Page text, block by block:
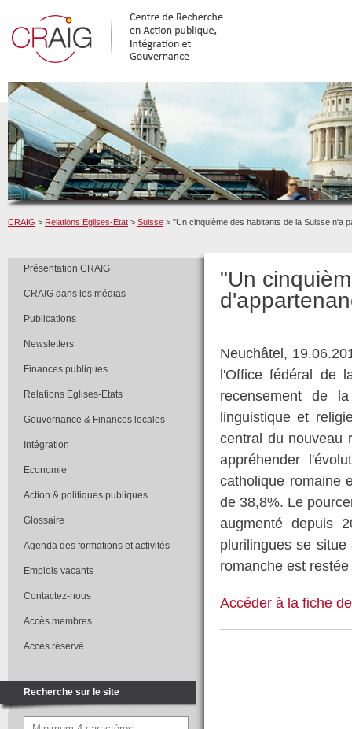
CRAIG > Relations Eglises-Etat > Suisse > "Un cinquième des habitants de la Suisse n'a
Présentation CRAIG
CRAIG dans les médias
Publications
Newsletters
Finances publiques
Relations Eglises-Etats
Gouvernance & Finances locales
Intégration
Economie
Action & politiques publiques
Glossaire
Agenda des formations et activités
Emplois vacants
Contactez-nous
Accès membres
Accès réservé
Recherche sur le site
"Un
Neuchâtel,
l'Office fédéral de
recensement de
linguistique et
central du nouveau
appréhender
catholique romaine
de 38,8%. Le
augmenté depuis
plurilingues se
romanche est
Accéder à la fiche